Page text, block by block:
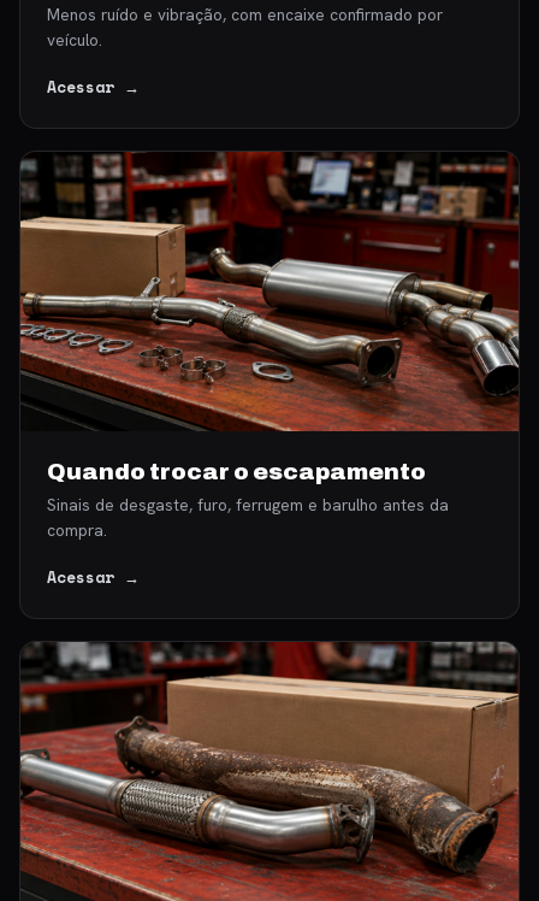
Menos ruído e vibração, com encaixe confirmado por
veículo.
Acessar →
Quando trocar o escapamento
Sinais de desgaste, furo, ferrugem e barulho antes da
compra.
Acessar →